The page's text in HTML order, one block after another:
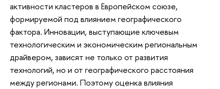
активности кластеров в Европейском союзе,
формируемой под влиянием географического
фактора. Инновации, выступающие ключевым
технологическим и экономическим региональным
драйвером, зависят не только от развития
технологий, но и от географического расстояния
между регионами. Поэтому оценка влияния